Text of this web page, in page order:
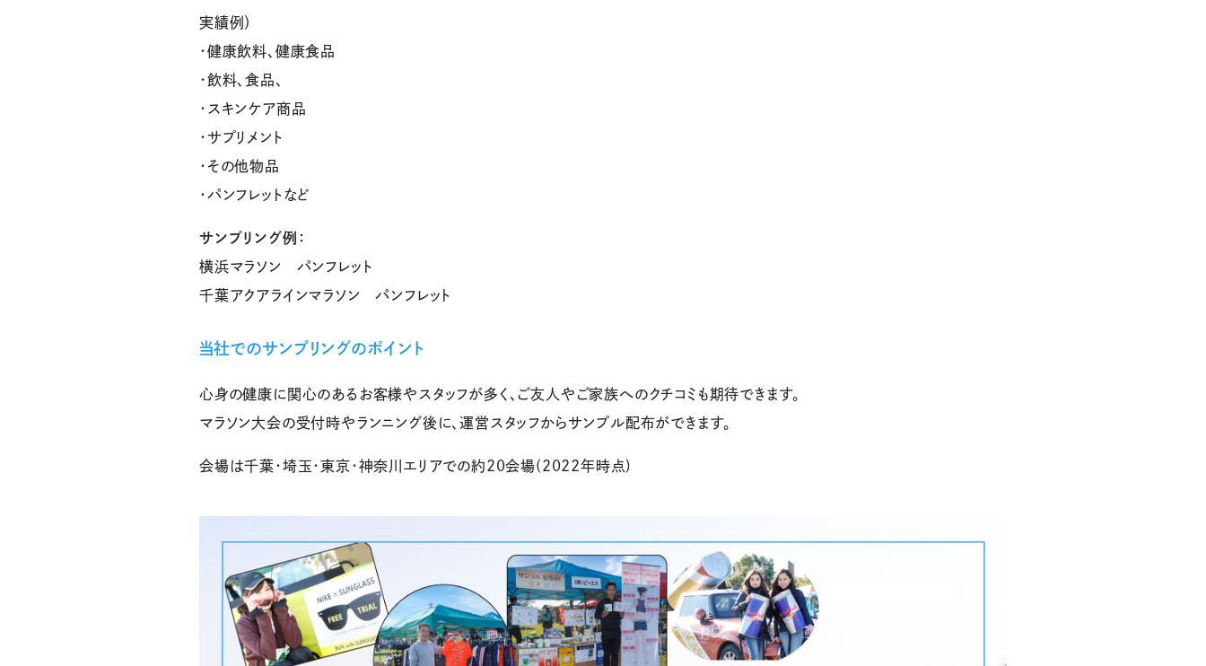
実績例）
・健康飲料、健康食品
・飲料、食品、
・スキンケア商品
・サプリメント
・その他物品
・パンフレットなど
サンプリング例：
横浜マラソン パンフレット
千葉アクアラインマラソン パンフレット
当社でのサンプリングのポイント
心身の健康に関心のあるお客様やスタッフが多く、ご友人やご家族へのクチコミも期待できます。
マラソン大会の受付時やランニング後に、運営スタッフからサンプル配布ができます。
会場は千葉・埼玉・東京・神奈川エリアでの約20会場(2022年時点)